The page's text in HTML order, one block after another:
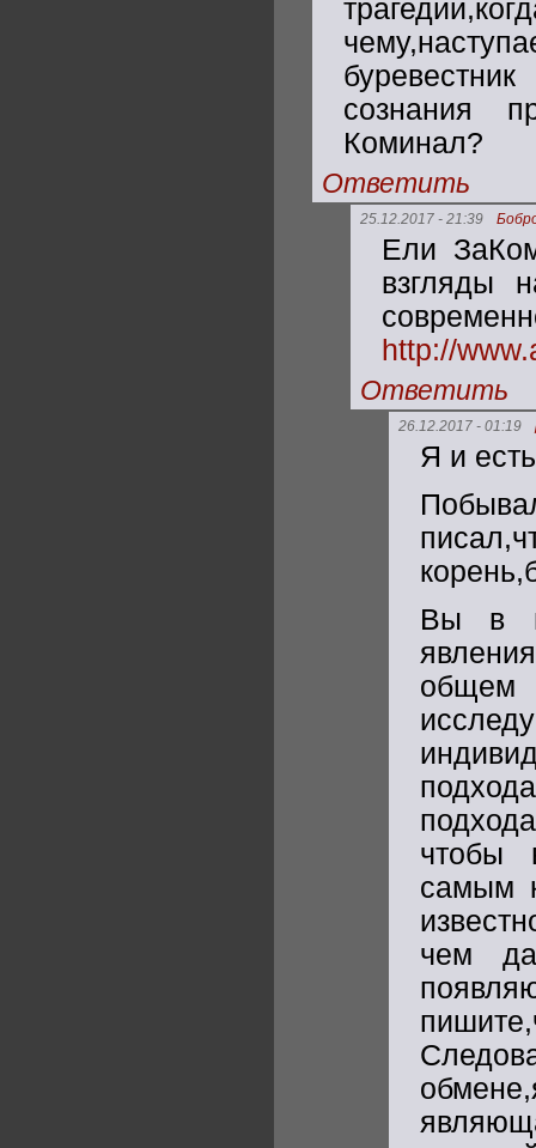
сознания
Коминал?
Ответить
25.12.2017 - 21:39
Ели
взгляды
http://
Ответить
26.12.2017 - 01:19
Я и
Вы в
общем
чтобы
самым
чем